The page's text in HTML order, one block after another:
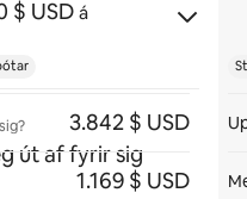
$ USD á
út af fyrir sig
3.842 $ USD
1.169 $ USD